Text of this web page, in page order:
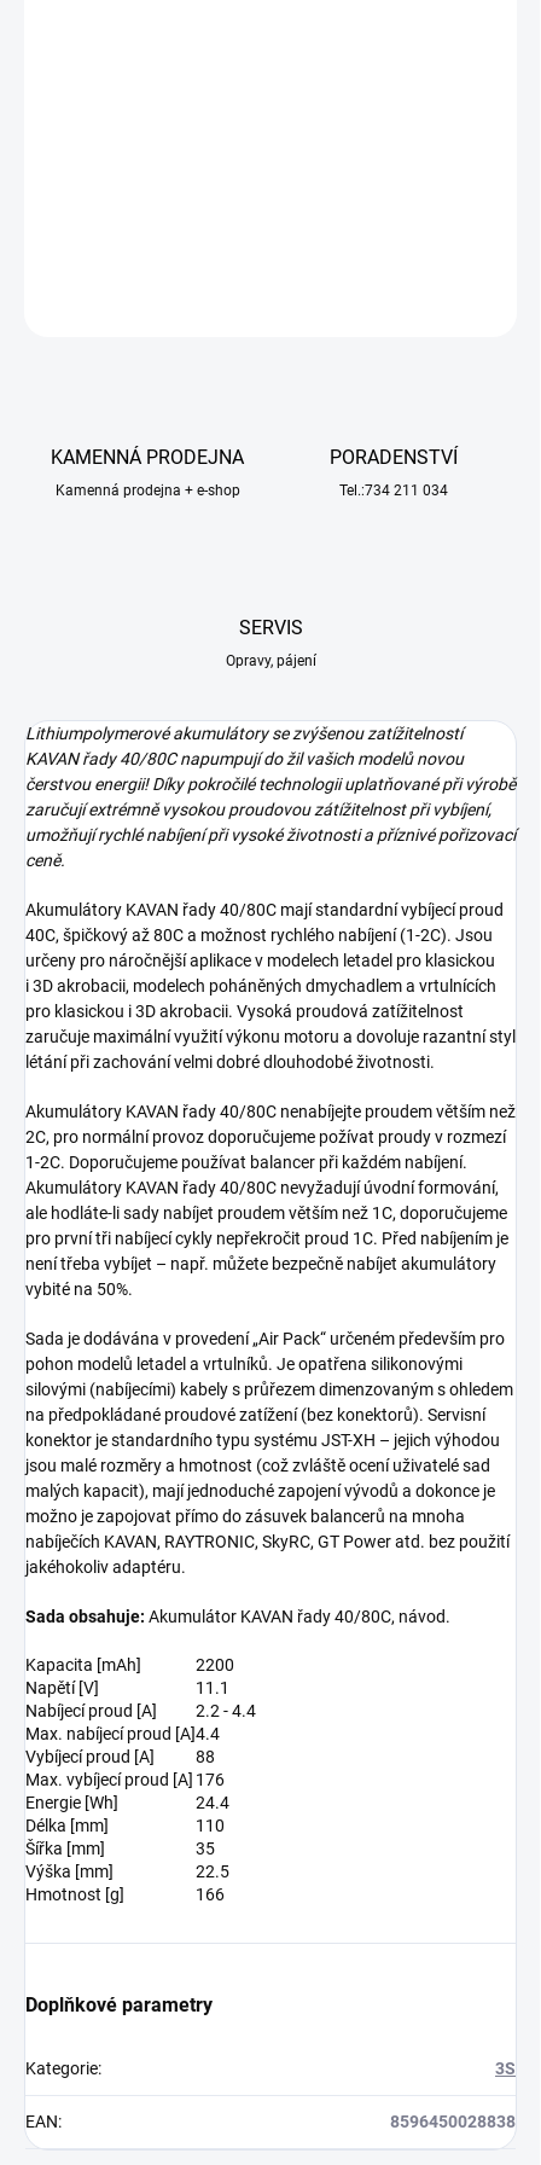
KAMENNÁ PRODEJNA
Kamenná prodejna + e-shop
PORADENSTVÍ
Tel.:734 211 034
SERVIS
Opravy, pájení
Lithiumpolymerové akumulátory se zvýšenou zatížitelností
KAVAN řady 40/80C napumpují do žil vašich modelů novou
čerstvou energii! Díky pokročilé technologii uplatňované při výrobě
zaručují extrémně vysokou proudovou zátížitelnost při vybíjení,
umožňují rychlé nabíjení při vysoké životnosti a příznivé pořizovací
ceně.
Akumulátory KAVAN řady 40/80C mají standardní vybíjecí proud
40C, špičkový až 80C a možnost rychlého nabíjení (1-2C). Jsou
určeny pro náročnější aplikace v modelech letadel pro klasickou
i 3D akrobacii, modelech poháněných dmychadlem a vrtulnících
pro klasickou i 3D akrobacii. Vysoká proudová zatížitelnost
zaručuje maximální využití výkonu motoru a dovoluje razantní styl
létání při zachování velmi dobré dlouhodobé životnosti.
Akumulátory KAVAN řady 40/80C nenabíjejte proudem větším než
2C, pro normální provoz doporučujeme požívat proudy v rozmezí
1-2C. Doporučujeme používat balancer při každém nabíjení.
Akumulátory KAVAN řady 40/80C nevyžadují úvodní formování,
ale hodláte-li sady nabíjet proudem větším než 1C, doporučujeme
pro první tři nabíjecí cykly nepřekročit proud 1C. Před nabíjením je
není třeba vybíjet – např. můžete bezpečně nabíjet akumulátory
vybité na 50%.
Sada je dodávána v provedení „Air Pack“ určeném především pro
pohon modelů letadel a vrtulníků. Je opatřena silikonovými
silovými (nabíjecími) kabely s průřezem dimenzovaným s ohledem
na předpokládané proudové zatížení (bez konektorů). Servisní
konektor je standardního typu systému JST-XH – jejich výhodou
jsou malé rozměry a hmotnost (což zvláště ocení uživatelé sad
malých kapacit), mají jednoduché zapojení vývodů a dokonce je
možno je zapojovat přímo do zásuvek balancerů na mnoha
nabíječích KAVAN, RAYTRONIC, SkyRC, GT Power atd. bez použití
jakéhokoliv adaptéru.
Sada obsahuje: Akumulátor KAVAN řady 40/80C, návod.
Kapacita [mAh]
2200
Napětí [V]
11.1
Nabíjecí proud [A]
2.2 - 4.4
Max. nabíjecí proud [A]4.4
Vybíjecí proud [A]
88
Max. vybíjecí proud [A] 176
Energie [Wh]
24.4
Délka [mm]
110
Šířka [mm]
35
Výška [mm]
22.5
Hmotnost [g]
166
Doplňkové parametry
Kategorie: 3S
EAN: 8596450028838